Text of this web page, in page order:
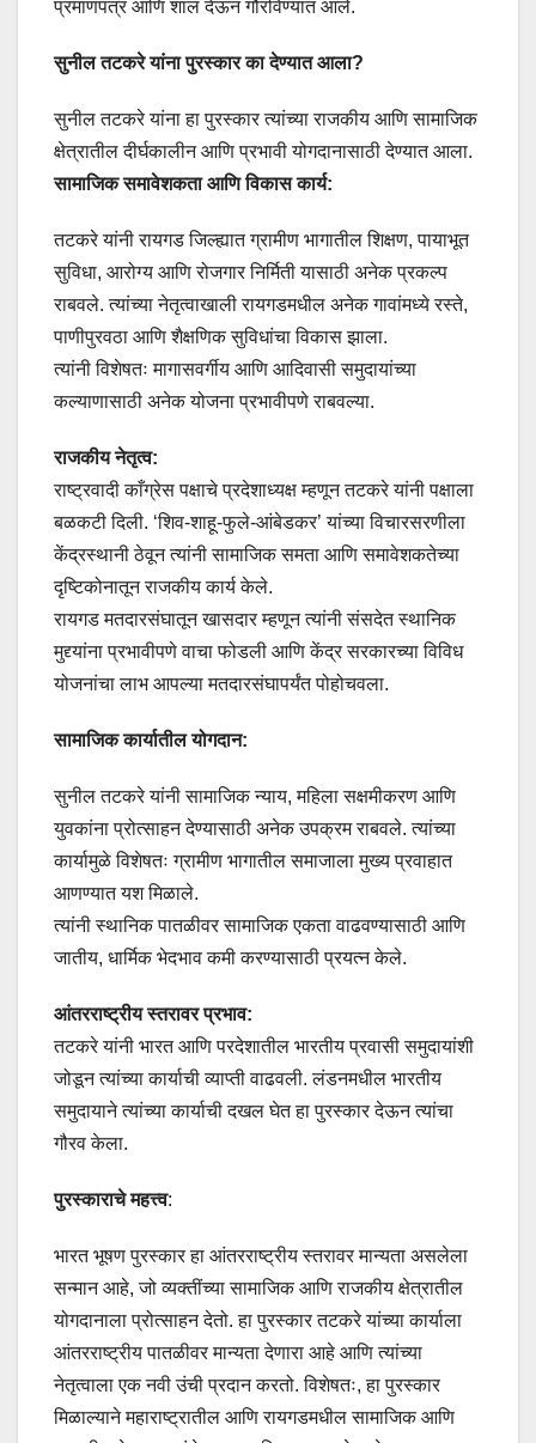
प्रमाणपत्र आणि शाल देऊन गौरविण्यात आले.
सुनील तटकरे यांना पुरस्कार का देण्यात आला?
सुनील तटकरे यांना हा पुरस्कार त्यांच्या राजकीय आणि सामाजिक
क्षेत्रातील दीर्घकालीन आणि प्रभावी योगदानासाठी देण्यात आला.
सामाजिक समावेशकता आणि विकास कार्य:
तटकरे यांनी रायगड जिल्ह्यात ग्रामीण भागातील शिक्षण, पायाभूत
सुविधा, आरोग्य आणि रोजगार निर्मिती यासाठी अनेक प्रकल्प
राबवले. त्यांच्या नेतृत्वाखाली रायगडमधील अनेक गावांमध्ये रस्ते,
पाणीपुरवठा आणि शैक्षणिक सुविधांचा विकास झाला.
त्यांनी विशेषतः मागासवर्गीय आणि आदिवासी समुदायांच्या
कल्याणासाठी अनेक योजना प्रभावीपणे राबवल्या.
राजकीय नेतृत्व:
राष्ट्रवादी काँग्रेस पक्षाचे प्रदेशाध्यक्ष म्हणून तटकरे यांनी पक्षाला
बळकटी दिली. ‘शिव-शाहू-फुले-आंबेडकर’ यांच्या विचारसरणीला
केंद्रस्थानी ठेवून त्यांनी सामाजिक समता आणि समावेशकतेच्या
दृष्टिकोनातून राजकीय कार्य केले.
रायगड मतदारसंघातून खासदार म्हणून त्यांनी संसदेत स्थानिक
मुद्द्यांना प्रभावीपणे वाचा फोडली आणि केंद्र सरकारच्या विविध
योजनांचा लाभ आपल्या मतदारसंघापर्यंत पोहोचवला.
सामाजिक कार्यातील योगदान:
सुनील तटकरे यांनी सामाजिक न्याय, महिला सक्षमीकरण आणि
युवकांना प्रोत्साहन देण्यासाठी अनेक उपक्रम राबवले. त्यांच्या
कार्यामुळे विशेषतः ग्रामीण भागातील समाजाला मुख्य प्रवाहात
आणण्यात यश मिळाले.
त्यांनी स्थानिक पातळीवर सामाजिक एकता वाढवण्यासाठी आणि
जातीय, धार्मिक भेदभाव कमी करण्यासाठी प्रयत्न केले.
आंतरराष्ट्रीय स्तरावर प्रभाव:
तटकरे यांनी भारत आणि परदेशातील भारतीय प्रवासी समुदायांशी
जोडून त्यांच्या कार्याची व्याप्ती वाढवली. लंडनमधील भारतीय
समुदायाने त्यांच्या कार्याची दखल घेत हा पुरस्कार देऊन त्यांचा
गौरव केला.
पुरस्काराचे महत्त्व:
भारत भूषण पुरस्कार हा आंतरराष्ट्रीय स्तरावर मान्यता असलेला
सन्मान आहे, जो व्यक्तींच्या सामाजिक आणि राजकीय क्षेत्रातील
योगदानाला प्रोत्साहन देतो. हा पुरस्कार तटकरे यांच्या कार्याला
आंतरराष्ट्रीय पातळीवर मान्यता देणारा आहे आणि त्यांच्या
नेतृत्वाला एक नवी उंची प्रदान करतो. विशेषतः, हा पुरस्कार
मिळाल्याने महाराष्ट्रातील आणि रायगडमधील सामाजिक आणि